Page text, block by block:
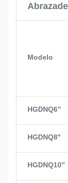
Modelo
HGDNQ6’’
HGDNQ8''
HGDNQ10’’